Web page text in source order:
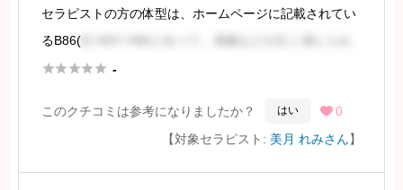
セラピストの方の体型は、ホームページに記載されてい
るB86(
ました。身長が高いためか、ホームページの写真からは
はないものの、太くもありませ
続きを見るには会員登録
 -
このクチコミは参考になりましたか？ はい  0
【対象セラピスト: 美月 れみさん】